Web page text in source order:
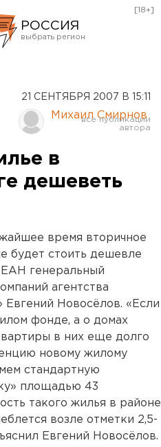
РОССИЯ
Курган
Оренбург
[18+]
21 СЕНТЯБРЯ 2007 В 15:11
Михаил Смирнов
в
дешеветь
время вторичное
будет стоить дешевле
ЕАН генеральный
агентства
Новосёлов. «Если
фонде, а о домах
в них еще долго
новому жилому
стандартную
площадью 43
такого жилья в районе
возле отметки 2,5-
Евгений Новосёлов.